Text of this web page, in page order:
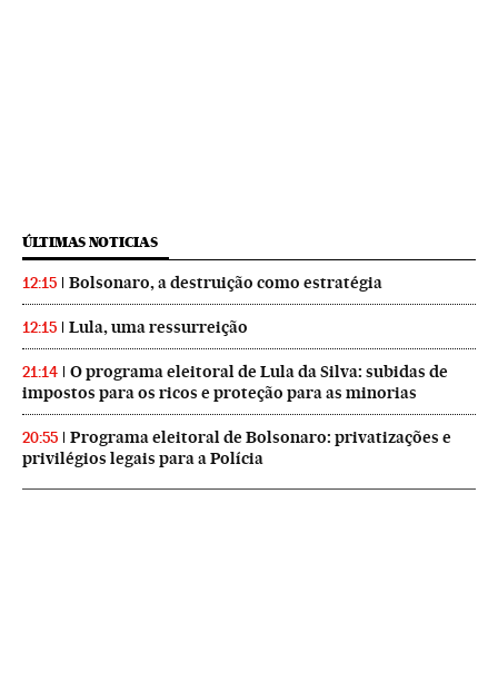
ÚLTIMAS NOTICIAS
12:15 Bolsonaro, a destruição como estratégia
12:15 Lula, uma ressurreição
21:14
O programa eleitoral de Lula da Silva: subidas de
impostos para os ricos e proteção para as minorias
20:55
Programa eleitoral de Bolsonaro: privatizações e
privilégios legais para a Polícia